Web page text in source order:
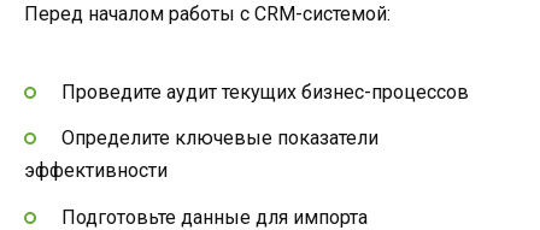
Перед началом работы с CRM-системой:
Проведите аудит текущих бизнес-процессов
Определите ключевые показатели
эффективности
Подготовьте данные для импорта